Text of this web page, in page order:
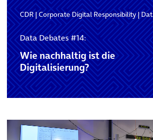
CDR|Corporate Digital Responsibility|Data Debates
Data Debates #14:
Wie nachhaltig ist die
Digitalisierung?